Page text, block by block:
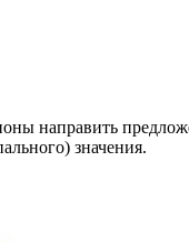
направить
значения.